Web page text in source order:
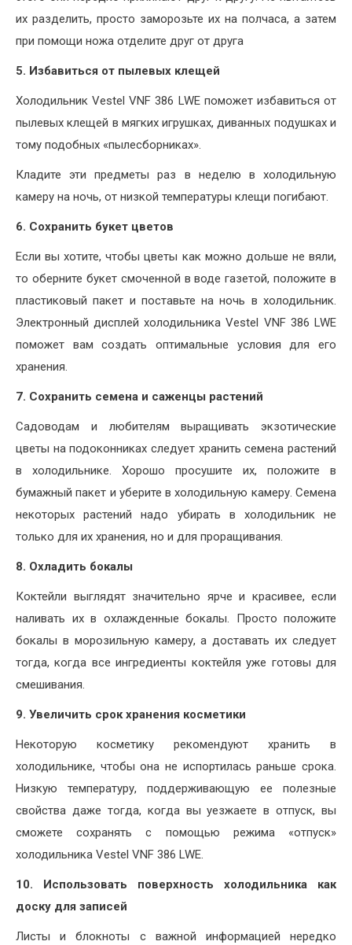
их разделить, просто заморозьте их на полчаса, а затем
при помощи ножа отделите друг от друга
5. Избавиться от пылевых клещей
Холодильник Vestel VNF 386 LWE поможет избавиться от
пылевых клещей в мягких игрушках, диванных подушках и
тому подобных «пылесборниках».
Кладите эти предметы раз в неделю в холодильную
камеру на ночь, от низкой температуры клещи погибают.
6. Сохранить букет цветов
Если вы хотите, чтобы цветы как можно дольше не вяли,
то оберните букет смоченной в воде газетой, положите в
пластиковый пакет и поставьте на ночь в холодильник.
Электронный дисплей холодильника Vestel VNF 386 LWE
поможет вам создать оптимальные условия для его
хранения.
7. Сохранить семена и саженцы растений
Садоводам и любителям выращивать экзотические
цветы на подоконниках следует хранить семена растений
в холодильнике. Хорошо просушите их, положите в
бумажный пакет и уберите в холодильную камеру. Семена
некоторых растений надо убирать в холодильник не
только для их хранения, но и для проращивания.
8. Охладить бокалы
Коктейли выглядят значительно ярче и красивее, если
наливать их в охлажденные бокалы. Просто положите
бокалы в морозильную камеру, а доставать их следует
тогда, когда все ингредиенты коктейля уже готовы для
смешивания.
9. Увеличить срок хранения косметики
Некоторую косметику рекомендуют хранить в
холодильнике, чтобы она не испортилась раньше срока.
Низкую температуру, поддерживающую ее полезные
свойства даже тогда, когда вы уезжаете в отпуск, вы
сможете сохранять с помощью режима «отпуск»
холодильника Vestel VNF 386 LWE.
10. Использовать поверхность холодильника как
доску для записей
Листы и блокноты с важной информацией нередко